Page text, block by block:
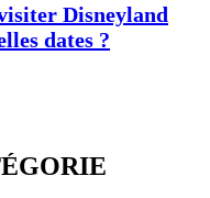
Disneyland
dates ?